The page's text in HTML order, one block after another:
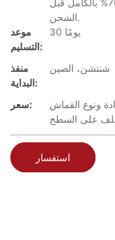
30%، على أن يتم دفع الرصيد المتبقي البالغ 70% بالكامل قبل
الشحن.
موعد
التسليم:
30 يومًا
منفذ
البداية:
شنتشن، الصين
سعر:
ونوع القماش
استفسار